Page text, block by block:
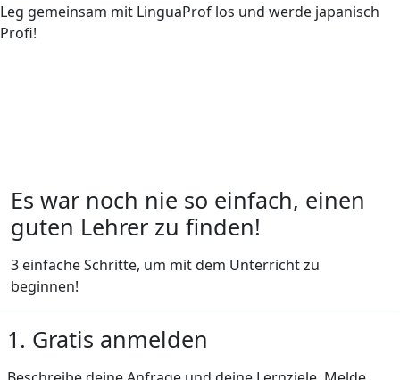
Leg gemeinsam mit LinguaProf los und werde japanisch
Profi!
Es war noch nie so einfach, einen
guten Lehrer zu finden!
3 einfache Schritte, um mit dem Unterricht zu
beginnen!
1. Gratis anmelden